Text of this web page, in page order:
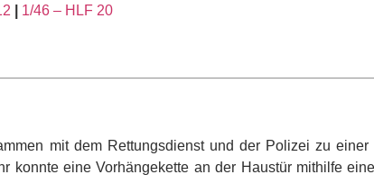
1/46 – HLF 20
mit dem Rettungsdienst und der Polizei zu
konnte eine Vorhängekette an der Haustür mithilfe